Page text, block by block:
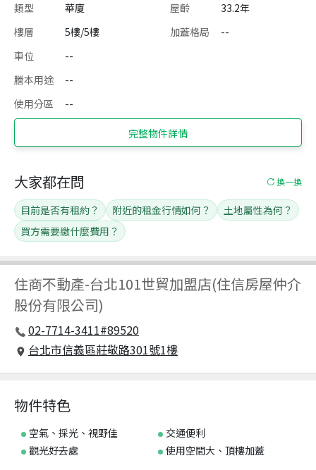
類型 華廈 屋齡
33.2年
樓層
5樓/5樓 加蓋格局
--
車位
--
謄本用途
--
使用分區
--
完整物件詳情
住商不動產-台北101世貿加盟店(住信房屋仲介
股份有限公司)
02-7714-3411#89520
台北市信義區莊敬路301號1樓
大家都在問 換一換
目前是否有租約？ 附近的租金行情如何？
土地屬性為何？
買方需要繳什麼費用？
物件特色
空氣、採光、視野佳
交通便利
觀光好去處
使用空間大、頂樓加蓋